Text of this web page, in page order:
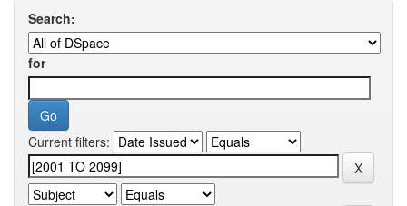
Search:
for
Current filters: